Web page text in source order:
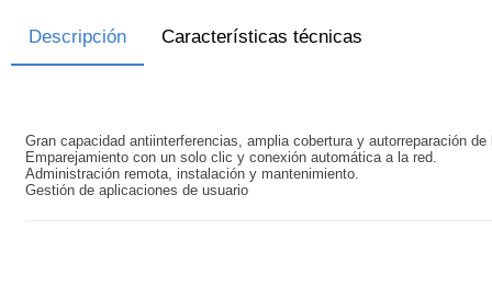
Descripción Características técnicas
Gran capacidad antiinterferencias, amplia cobertura y autorreparación de
Emparejamiento con un solo clic y conexión automática a la red.
Administración remota, instalación y mantenimiento.
Gestión de aplicaciones de usuario